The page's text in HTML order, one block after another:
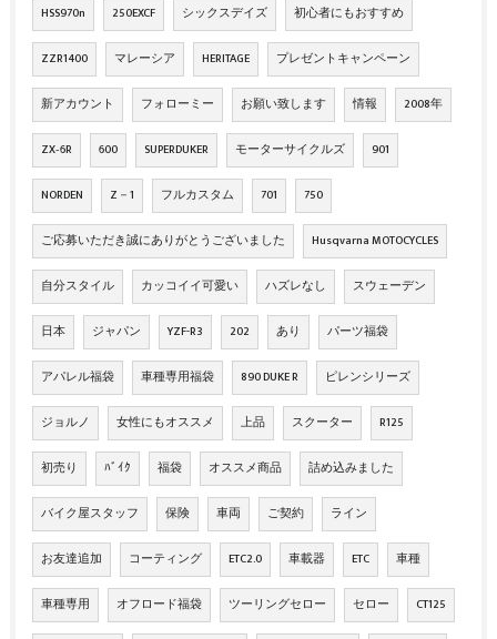
HSS970n 250EXCF シックスデイズ 初心者にもおすすめ
ZZR1400 マレーシア HERITAGE プレゼントキャンペーン
新アカウント フォローミー お願い致します 情報 2008年
ZX‐6R 600 SUPERDUKER モーターサイクルズ 901
NORDEN Z－1 フルカスタム 701 750
ご応募いただき誠にありがとうございました Husqvarna MOTOCYCLES
自分スタイル カッコイイ可愛い ハズレなし スウェーデン
日本 ジャパン YZF-R3 202 あり パーツ福袋
アパレル福袋 車種専用福袋 890 DUKE R ピレンシリーズ
ジョルノ 女性にもオススメ 上品 スクーター R125
初売り ﾊﾞｲｸ 福袋 オススメ商品 詰め込みました
バイク屋スタッフ 保険 車両 ご契約 ライン
お友達追加 コーティング ETC2.0 車載器 ETC 車種
車種専用 オフロード福袋 ツーリングセロー セロー CT125